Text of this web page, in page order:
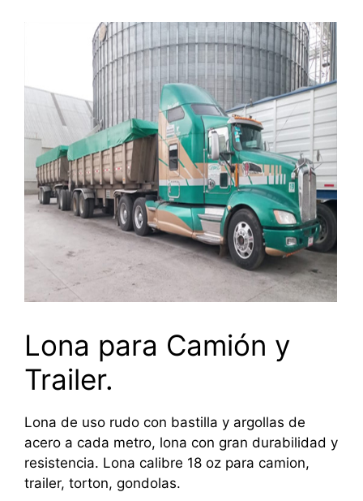
Lona para Camión y
Trailer.
Lona de uso rudo con bastilla y argollas de
acero a cada metro, lona con gran durabilidad y
resistencia. Lona calibre 18 oz para camion,
trailer, torton, gondolas.